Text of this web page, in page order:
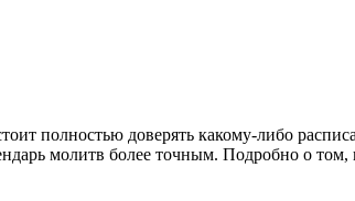
полностью доверять какому-либо
молитв более точным. Подробно о том,